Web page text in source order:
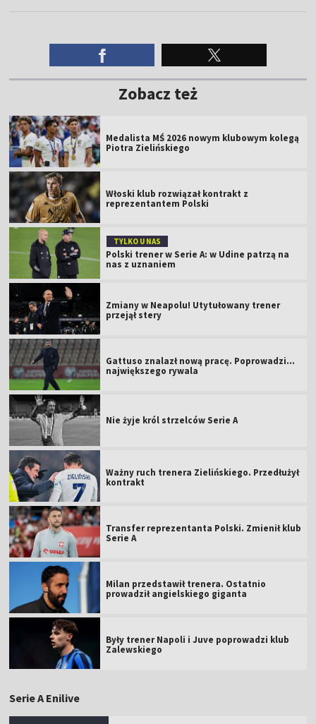
Zobacz też
Medalista MŚ 2026 nowym klubowym kolegą
Piotra Zielińskiego
Włoski klub rozwiązał kontrakt z
reprezentantem Polski
TYLKO U NAS
Polski trener w Serie A: w Udine patrzą na
nas z uznaniem
Zmiany w Neapolu! Utytułowany trener
przejął stery
Gattuso znalazł nową pracę. Poprowadzi...
największego rywala
Nie żyje król strzelców Serie A
Ważny ruch trenera Zielińskiego. Przedłużył
kontrakt
Transfer reprezentanta Polski. Zmienił klub
Serie A
Milan przedstawił trenera. Ostatnio
prowadził angielskiego giganta
Były trener Napoli i Juve poprowadzi klub
Zalewskiego
Serie A Enilive